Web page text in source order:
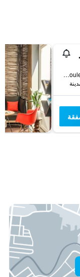
210 Bis Boulevard Jean Jaures, بولوني-بيلانكور, إقليم هوت دو سين, فرنسا